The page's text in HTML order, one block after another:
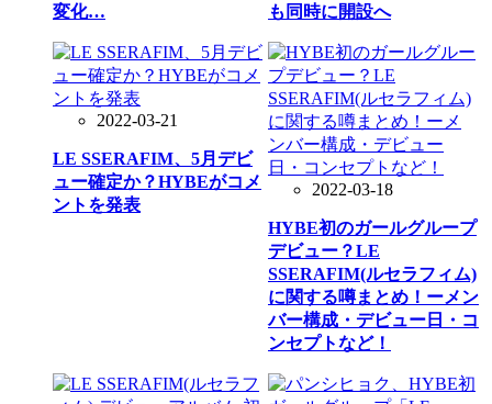
変化…
も同時に開設へ
2022-03-21
LE SSERAFIM、5月デビ
ュー確定か？HYBEがコメ
ントを発表
2022-03-18
HYBE初のガールグループ
デビュー？LE
SSERAFIM(ルセラフィム)
に関する噂まとめ！ーメン
バー構成・デビュー日・コ
ンセプトなど！